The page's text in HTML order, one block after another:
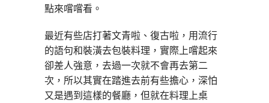
點來嚐嚐看。
最近有些店打著文青啦、復古啦，用流行
的語句和裝潢去包裝料理，實際上嚐起來
卻差人強意，去過一次就不會再去第二
次，所以其實在踏進去前有些擔心，深怕
又是遇到這樣的餐廳，但就在料理上桌